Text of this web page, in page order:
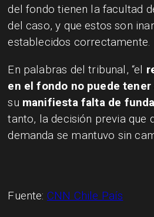
del fondo tienen la facultad
del caso, y que estos son
establecidos correctamente.
En palabras del tribunal, “el
en el fondo no puede tener
su manifiesta falta de
tanto, la decisión previa que
demanda se mantuvo sin
Fuente: CNN Chile País